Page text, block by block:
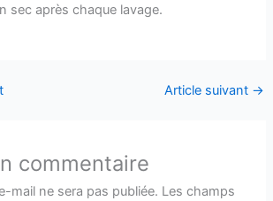
sec après chaque lavage.
Article suivant →
commentaire
mail ne sera pas publiée. Les champs